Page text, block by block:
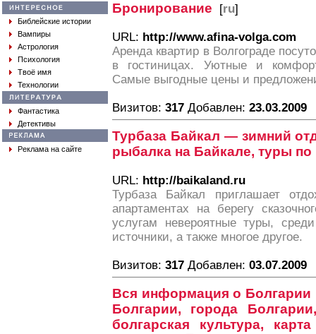
Библейские истории
Вампиры
Астрология
Психология
Твоё имя
Технологии
Фантастика
Детективы
Реклама на сайте
Бронирование [ru]
URL: http://www.afina-volga.com
Аренда квартир в Волгограде
в гостиницах. Уютные и
Самые выгодные цены и
Визитов: 317 Добавлен: 23.03.2009
Турбаза Байкал — зимний
рыбалка на Байкале, туры по
URL: http://baikaland.ru
Турбаза Байкал приглашает
апартаментах на берегу
услугам невероятные туры,
источники, а также многое другое.
Визитов: 317 Добавлен: 03.07.2009
Вся информация о Болгарии
Болгарии, города
болгарская культура,